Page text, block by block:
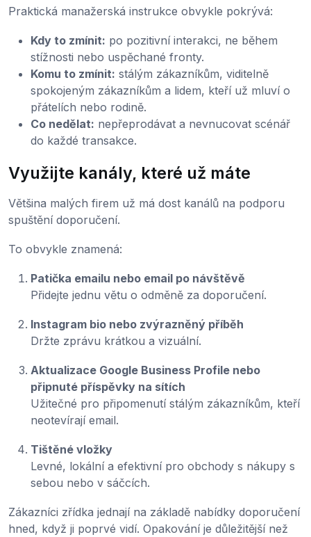
Praktická manažerská instrukce obvykle pokrývá:
Kdy to zmínit: po pozitivní interakci, ne během
stížnosti nebo uspěchané fronty.
Komu to zmínit: stálým zákazníkům, viditelně
spokojeným zákazníkům a lidem, kteří už mluví o
přátelích nebo rodině.
Co nedělat: nepřeprodávat a nevnucovat scénář
do každé transakce.
Využijte kanály, které už máte
Většina malých firem už má dost kanálů na podporu
spuštění doporučení.
To obvykle znamená:
Patička emailu nebo email po návštěvě
Přidejte jednu větu o odměně za doporučení.
Instagram bio nebo zvýrazněný příběh
Držte zprávu krátkou a vizuální.
Aktualizace Google Business Profile nebo
připnuté příspěvky na sítích
Užitečné pro připomenutí stálým zákazníkům, kteří
neotevírají email.
Tištěné vložky
Levné, lokální a efektivní pro obchody s nákupy s
sebou nebo v sáčcích.
Zákazníci zřídka jednají na základě nabídky doporučení
hned, když ji poprvé vidí. Opakování je důležitější než